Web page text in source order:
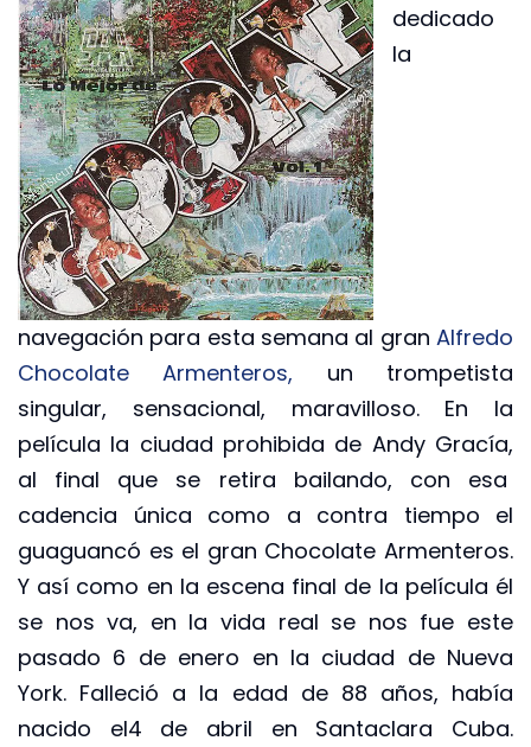
dedicado
la
navegación para esta semana al gran Alfredo
Chocolate Armenteros, un trompetista
singular, sensacional, maravilloso. En la
película la ciudad prohibida de Andy Gracía,
al final que se retira bailando, con esa
cadencia única como a contra tiempo el
guaguancó es el gran Chocolate Armenteros.
Y así como en la escena final de la película él
se nos va, en la vida real se nos fue este
pasado 6 de enero en la ciudad de Nueva
York. Falleció a la edad de 88 años, había
nacido el4 de abril en Santaclara Cuba.